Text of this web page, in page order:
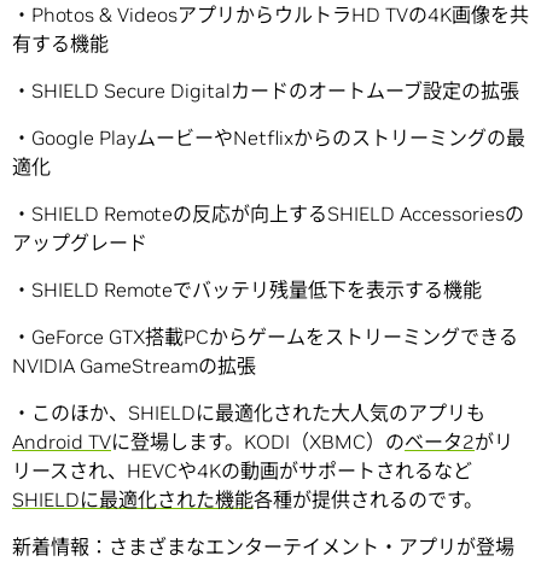
・Photos & VideosアプリからウルトラHD TVの4K画像を共
有する機能
・SHIELD Secure Digitalカードのオートムーブ設定の拡張
・Google PlayムービーやNetflixからのストリーミングの最
適化
・SHIELD Remoteの反応が向上するSHIELD Accessoriesの
アップグレード
・SHIELD Remoteでバッテリ残量低下を表示する機能
・GeForce GTX搭載PCからゲームをストリーミングできる
NVIDIA GameStreamの拡張
・このほか、SHIELDに最適化された大人気のアプリも
Android TVに登場します。KODI（XBMC）のベータ2がリ
リースされ、HEVCや4Kの動画がサポートされるなど
SHIELDに最適化された機能各種が提供されるのです。
新着情報：さまざまなエンターテイメント・アプリが登場